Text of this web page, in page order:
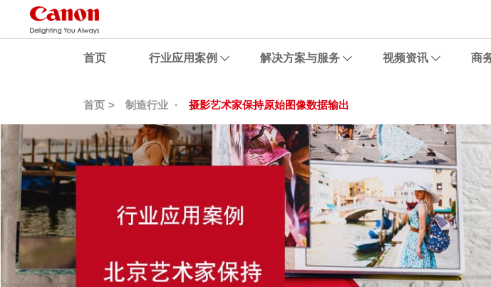
首页 行业应用案例
茶叶一站式包装应用
广告设计多介质照片输出
包装设计与打样效果直接呈现
某文化艺术公司高品质影像输出
某婚纱摄影公司多介质环保打印
文化创意公司多样化输出
摄影艺术家保持原始图像数据输出
某营养健康研究院安全高品质输出
专业展览级输出工作室
照相亭影像采集应用
定制化智能专业自拍机
某节目复杂场景高清拍摄
电视台应对恶劣气候全面高清拍摄
昆明某摄影工作室兼容多样化幅面
温州某旅行社打印应用
知名珠宝电商平台打印应用
咖啡店创意打印应用
“佳直播”播客视频化专业录播室应用
中小企业办公应用案例
佳直播X匡威直播间改造应用
喵小匠便利店共享打印
手绘馆打印应用
解决方案与服务 视频资讯 商
首页 制造行业 摄影艺术家保持原始图像数据输出